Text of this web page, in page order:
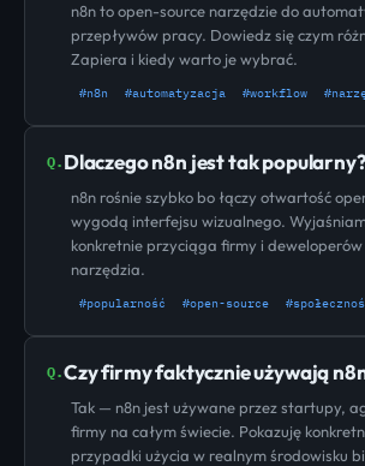
n8n to open-source narzędzie do
przepływów pracy. Dowiedz się czym
Zapiera i kiedy warto je wybrać.
#n8n #automatyzacja #workflow
Q. Dlaczego n8n jest tak popularny?
n8n rośnie szybko bo łączy otwartość
wygodą interfejsu wizualnego.
konkretnie przyciąga firmy i
narzędzia.
#popularność #open-source
Q.Czy firmy faktycznie używają
Tak — n8n jest używane przez startupy,
firmy na całym świecie. Pokazuję
przypadki użycia w realnym środowisku